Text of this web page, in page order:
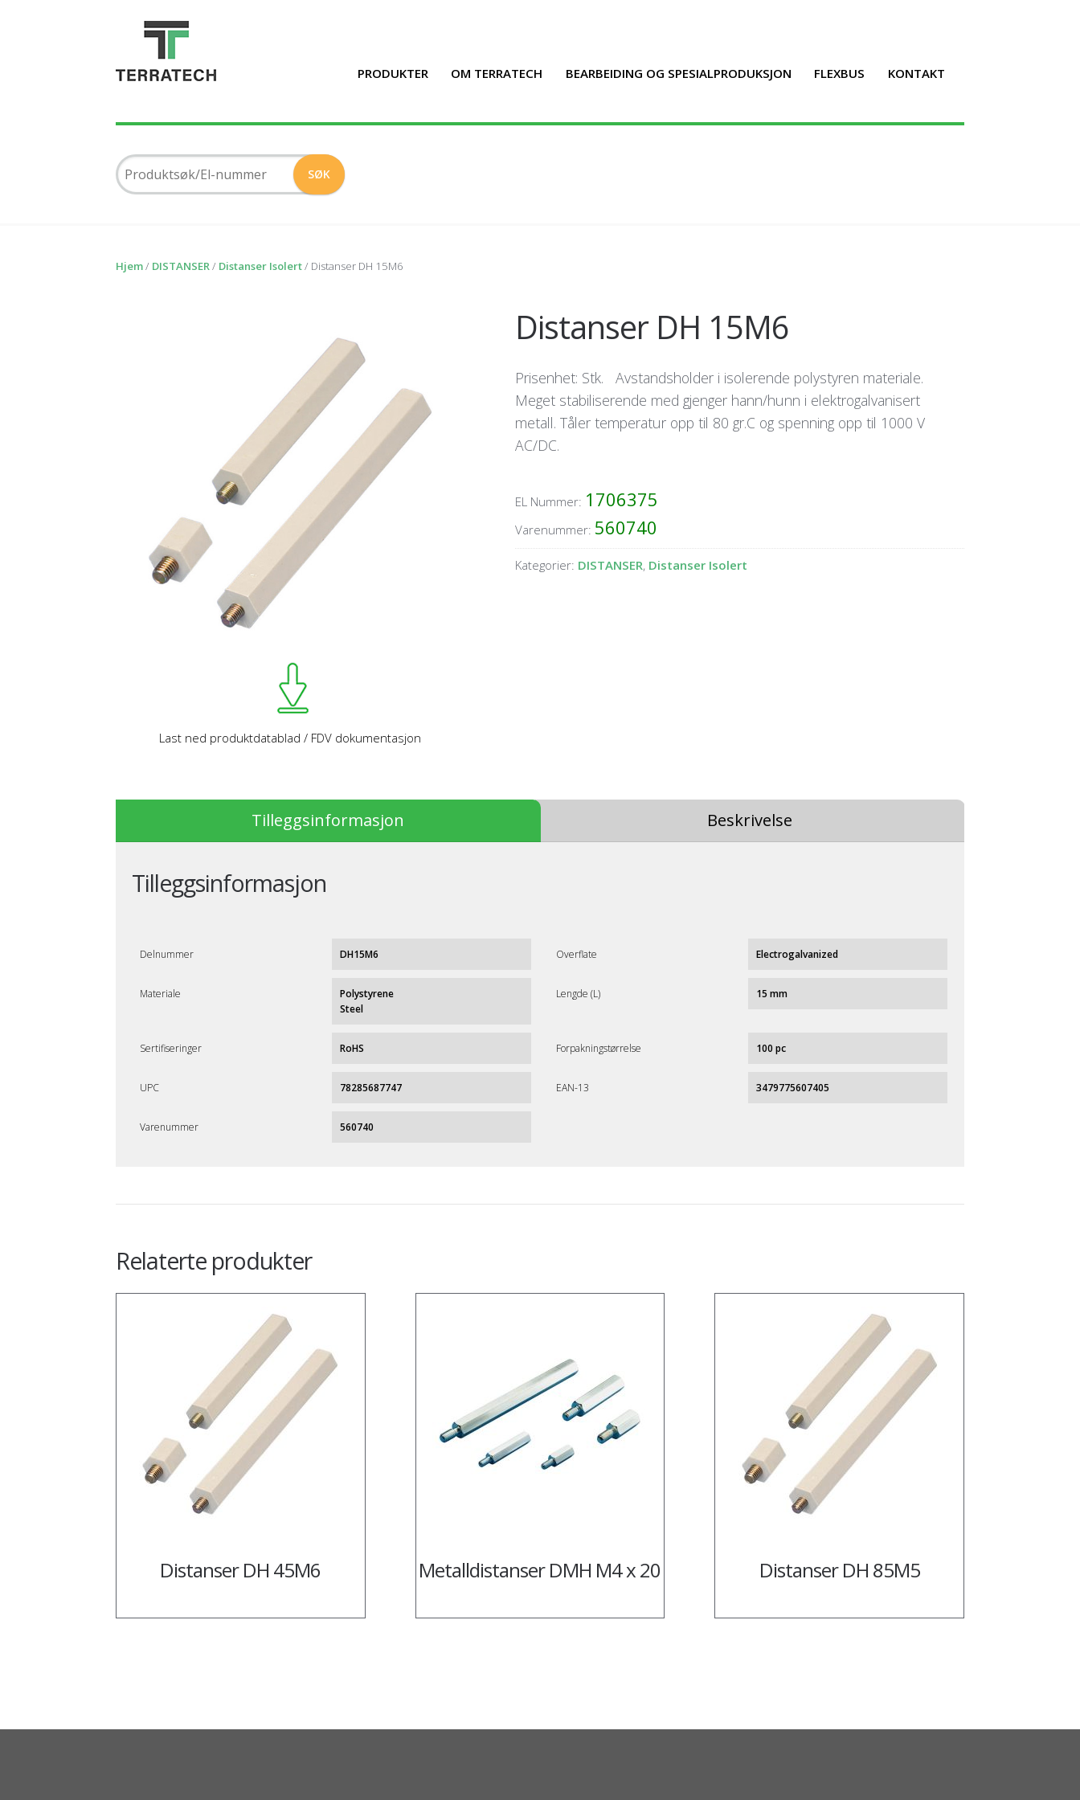
PRODUKTER OM TERRATECH BEARBEIDING OG SPESIALPRODUKSJON FLEXBUS KONTAKT
Hjem/ DISTANSER / Distanser Isolert/ Distanser DH 15M6
Last ned produktdatablad / FDV dokumentasjon
Distanser DH 15M6
Prisenhet: Stk. Avstandsholder i isolerende polystyren materiale.
Meget stabiliserende med gjenger hann/hunn i elektrogalvanisert
metall. Tåler temperatur opp til 80 gr.C og spenning opp til 1000 V
AC/DC.
EL Nummer: 1706375
Varenummer: 560740
Kategorier: DISTANSER, Distanser Isolert
Tilleggsinformasjon Beskrivelse
Tilleggsinformasjon
Delnummer DH15M6 Overflate Electrogalvanized
Materiale
Polystyrene
Steel
Lengde (L) 15 mm
Sertifiseringer RoHS Forpakningstørrelse 100 pc
UPC 78285687747 EAN-13 3479775607405
Varenummer 560740
Relaterte produkter
Distanser DH 45M6 Metalldistanser DMH M4 x 20 Distanser DH 85M5